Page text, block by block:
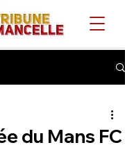
du Mans FC